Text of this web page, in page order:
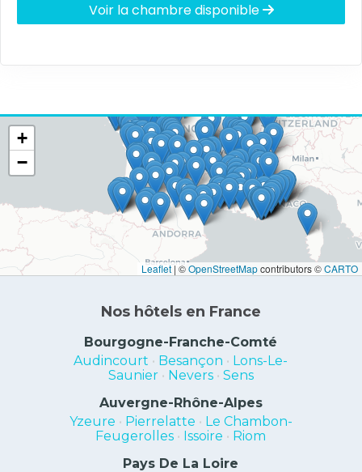
Voir la chambre disponible
+
−
Leaflet | ©OpenStreetMapcontributors ©CARTO
Nos hôtels en France
Bourgogne-Franche-Comté
Audincourt • Besançon • Lons-Le-
Saunier• Nevers• Sens
Auvergne-Rhône-Alpes
Yzeure • Pierrelatte • Le Chambon-
Feugerolles • Issoire • Riom
Pays De La Loire